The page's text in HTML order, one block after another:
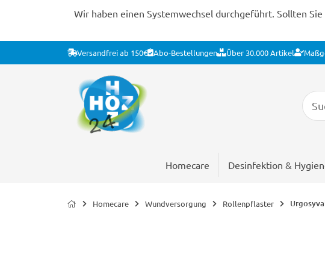
Wir haben einen Systemwechsel durchgeführt. Sollten
Versandfrei ab 150€ Abo-Bestellungen Über 30.000 Artikel
Homecare Desinfektion &
Homecare Wundversorgung Rollenpflaster